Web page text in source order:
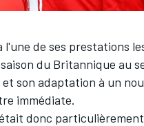
l'une de ses prestations
du Britannique au
son adaptation à un
immédiate.
donc